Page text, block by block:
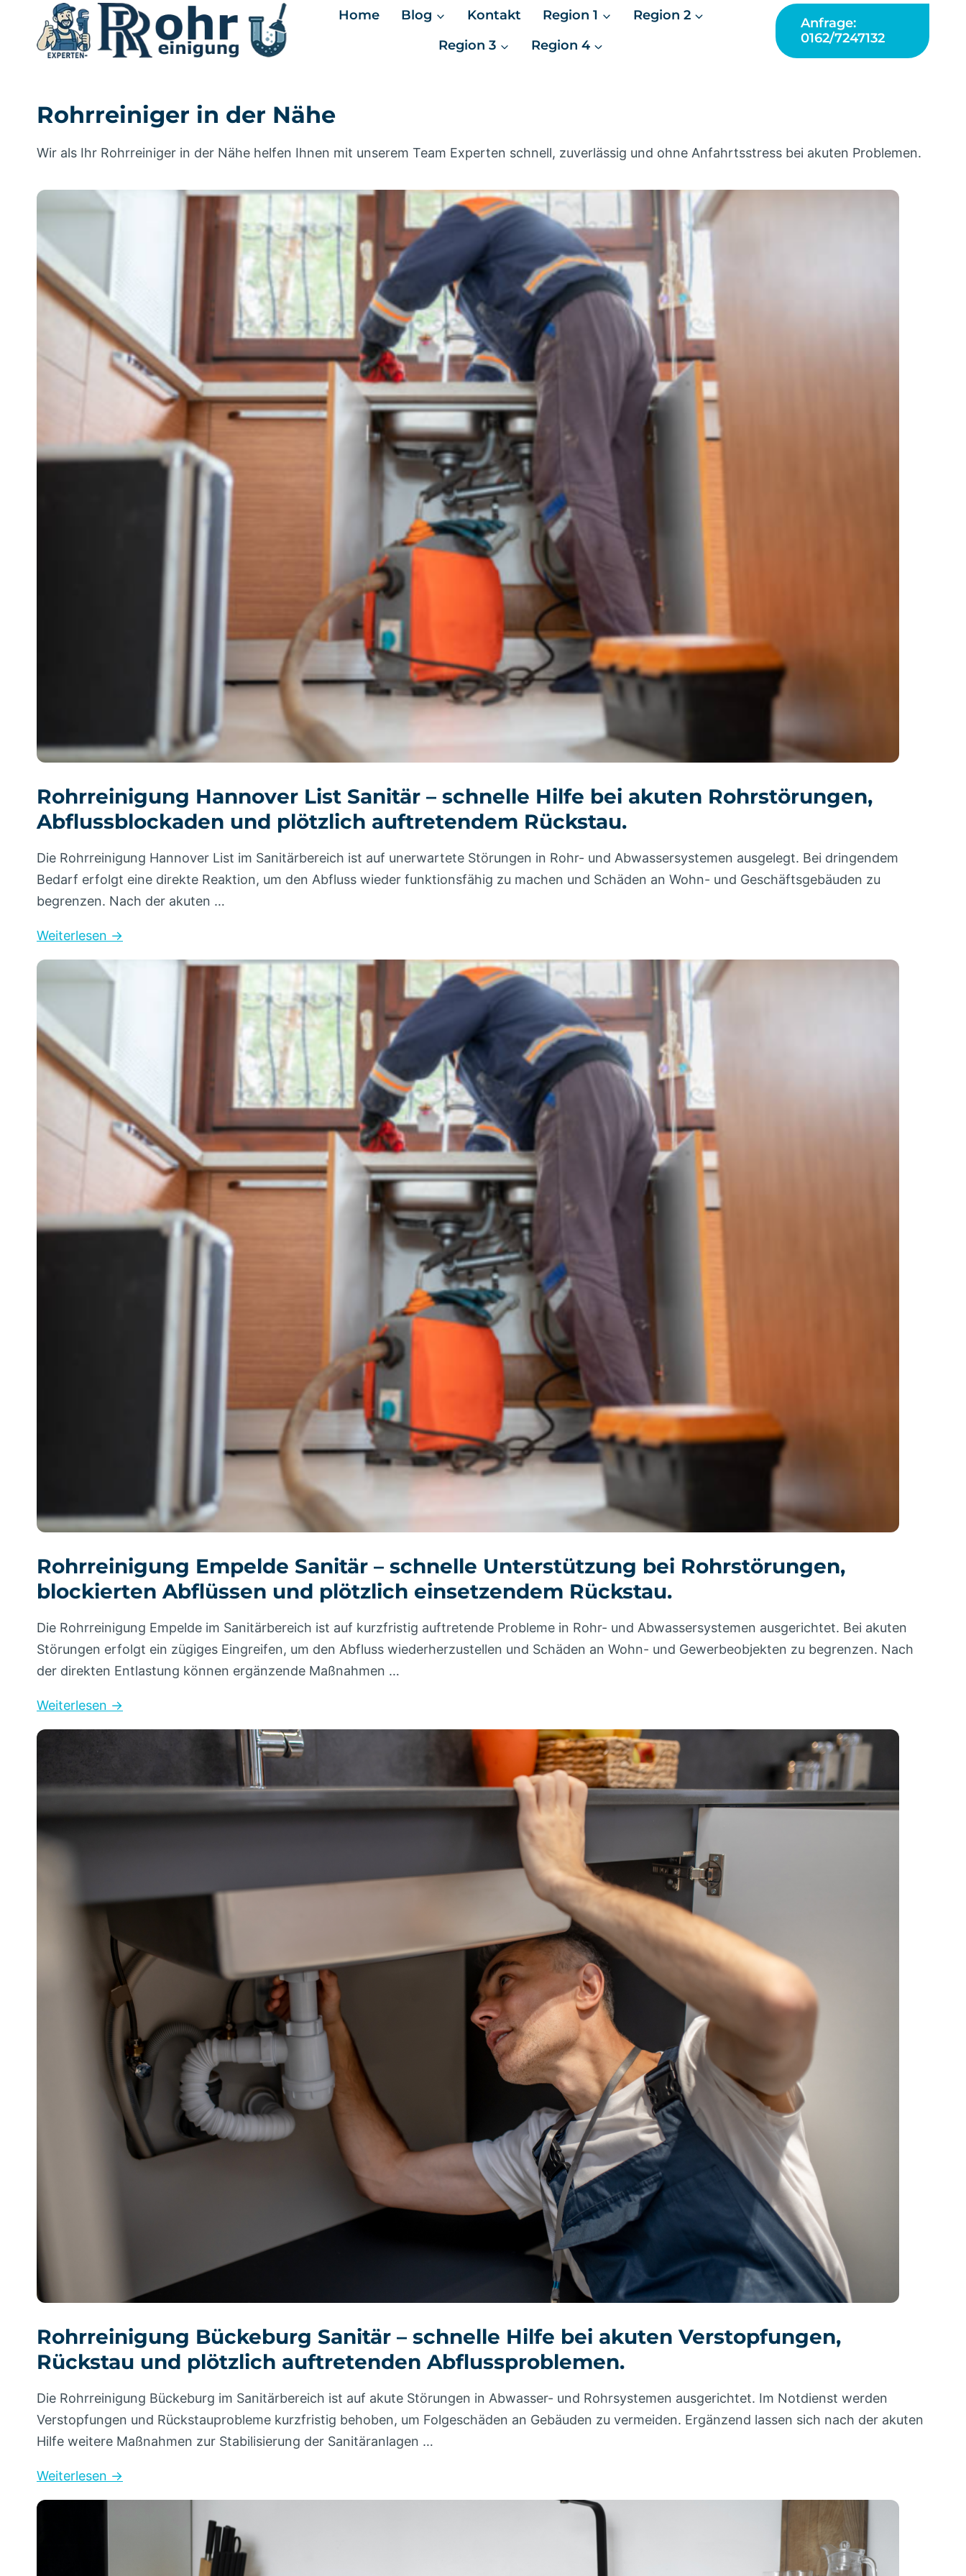
springen
Home Blog Kontakt Region 1
Region 2
Region 3
Region 4
Anfrage:
0162/7247132
Rohrreiniger in der Nähe
Wir als Ihr Rohrreiniger in der Nähe helfen Ihnen mit unserem Team Experten schnell, zuverlässig und ohne Anfahrtsstress bei akuten Problemen.
Rohrreinigung Hannover List Sanitär – schnelle Hilfe bei akuten Rohrstörungen,
Abflussblockaden und plötzlich auftretendem Rückstau.
Die Rohrreinigung Hannover List im Sanitärbereich ist auf unerwartete Störungen in Rohr- und Abwassersystemen ausgelegt. Bei dringendem
Bedarf erfolgt eine direkte Reaktion, um den Abfluss wieder funktionsfähig zu machen und Schäden an Wohn- und Geschäftsgebäuden zu
begrenzen. Nach der akuten …
Weiterlesen →
Rohrreinigung Empelde Sanitär – schnelle Unterstützung bei Rohrstörungen,
blockierten Abflüssen und plötzlich einsetzendem Rückstau.
Die Rohrreinigung Empelde im Sanitärbereich ist auf kurzfristig auftretende Probleme in Rohr- und Abwassersystemen ausgerichtet. Bei akuten
Störungen erfolgt ein zügiges Eingreifen, um den Abfluss wiederherzustellen und Schäden an Wohn- und Gewerbeobjekten zu begrenzen. Nach
der direkten Entlastung können ergänzende Maßnahmen …
Weiterlesen →
Rohrreinigung Bückeburg Sanitär – schnelle Hilfe bei akuten Verstopfungen,
Rückstau und plötzlich auftretenden Abflussproblemen.
Die Rohrreinigung Bückeburg im Sanitärbereich ist auf akute Störungen in Abwasser- und Rohrsystemen ausgerichtet. Im Notdienst werden
Verstopfungen und Rückstauprobleme kurzfristig behoben, um Folgeschäden an Gebäuden zu vermeiden. Ergänzend lassen sich nach der akuten
Hilfe weitere Maßnahmen zur Stabilisierung der Sanitäranlagen …
Weiterlesen →